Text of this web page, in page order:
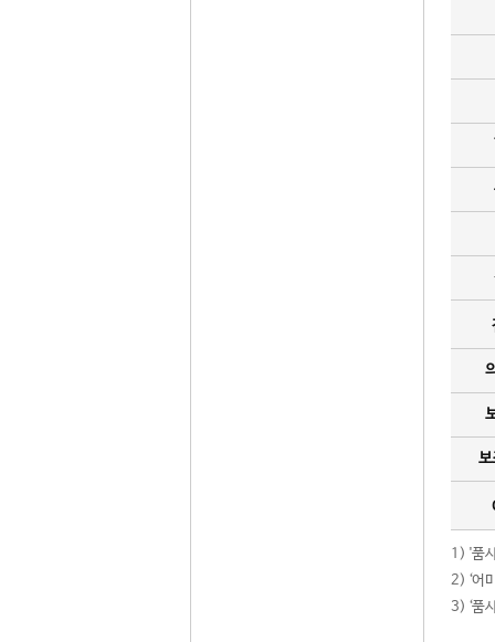
보
1) '품
2) ‘어
3) ‘품